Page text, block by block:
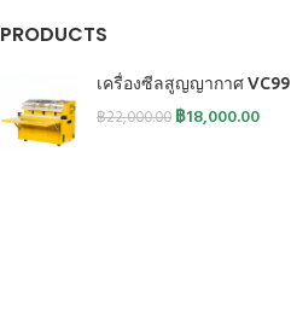
PRODUCTS
เครื่องซีลสูญญากาศ VC99
฿22,000.00 ฿18,000.00